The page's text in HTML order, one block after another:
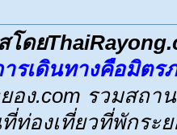
โดย
ารเดินทางคือมิตร
ยอง.com รวมสถ
ท่องเที่ยวที่พักระ